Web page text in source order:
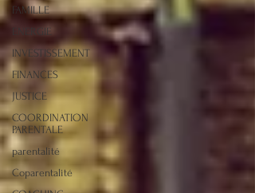
FAMILLE
ENERGIE
INVESTISSEMENT
FINANCES
JUSTICE
COORDINATION
PARENTALE
parentalité
Coparentalité